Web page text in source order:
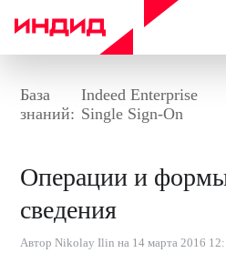
База
знаний:
Indeed Enterprise
Single Sign-On
Операции и
сведения
Автор Nikolay Ilin на 14 марта 2016